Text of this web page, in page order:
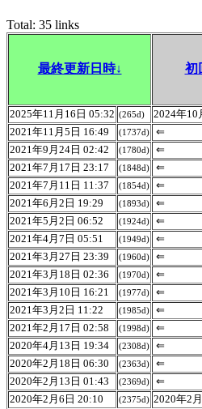
Total: 35 links
最終更新日時↓ 初
2025年11月16日 05:32 (265d) 2024年10
2021年11月5日 16:49
(1737d) ⇐
2021年9月24日 02:42
(1780d) ⇐
2021年7月17日 23:17
(1848d) ⇐
2021年7月11日 11:37
(1854d) ⇐
2021年6月2日 19:29
(1893d) ⇐
2021年5月2日 06:52
(1924d) ⇐
2021年4月7日 05:51
(1949d) ⇐
2021年3月27日 23:39
(1960d) ⇐
2021年3月18日 02:36
(1970d) ⇐
2021年3月10日 16:21
(1977d) ⇐
2021年3月2日 11:22
(1985d) ⇐
2021年2月17日 02:58
(1998d) ⇐
2020年4月13日 19:34
(2308d) ⇐
2020年2月18日 06:30
(2363d) ⇐
2020年2月13日 01:43
(2369d) ⇐
2020年2月6日 20:10
(2375d) 2020年2